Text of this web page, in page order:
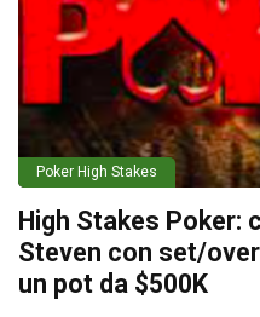
Poker High Stakes
High Stakes Poker:
Steven con set/
un pot da $500K